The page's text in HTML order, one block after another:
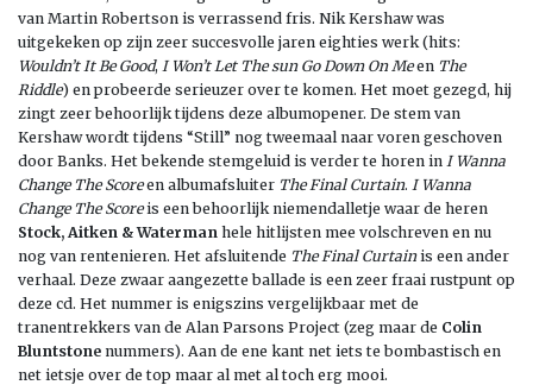
van Martin Robertson is verrassend fris. Nik Kershaw was
uitgekeken op zijn zeer succesvolle jaren eighties werk (hits:
Wouldn’t It Be Good, I Won’t Let The sun Go Down On Meen The
Riddle) en probeerde serieuzer over te komen. Het moet gezegd, hij
zingt zeer behoorlijk tijdens deze albumopener. De stem van
Kershaw wordt tijdens “Still” nog tweemaal naar voren geschoven
door Banks. Het bekende stemgeluid is verder te horen in I Wanna
Change The Scoreen albumafsluiter The Final Curtain. I Wanna
Change The Scoreis een behoorlijk niemendalletje waar de heren
Stock, Aitken & Waterman hele hitlijsten mee volschreven en nu
nog van rentenieren. Het afsluitende The Final Curtainis een ander
verhaal. Deze zwaar aangezette ballade is een zeer fraai rustpunt op
deze cd. Het nummer is enigszins vergelijkbaar met de
tranentrekkers van de Alan Parsons Project (zeg maar de Colin
Bluntstone nummers). Aan de ene kant net iets te bombastisch en
net ietsje over de top maar al met al toch erg mooi.